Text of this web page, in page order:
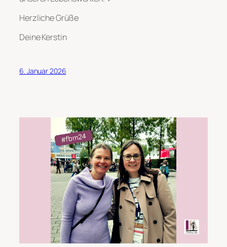
Herzliche Grüße
Deine Kerstin
6. Januar 2026